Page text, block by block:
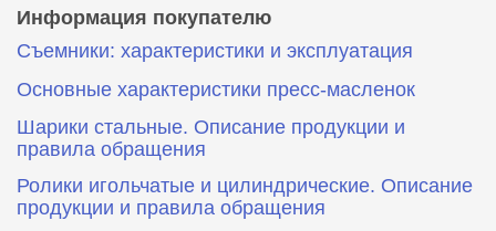
Информация покупателю
Съемники: характеристики и эксплуатация
Основные характеристики пресс‑масленок
Шарики стальные. Описание продукции и
правила обращения
Ролики игольчатые и цилиндрические. Описание
продукции и правила обращения